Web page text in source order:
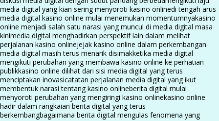
media digital yang kian sering menyoroti kasino onlinedi tengah arus
media digital kasino online mulai menemukan momentumnyakasino
online menjadi salah satu narasi yang muncul di media digital masa
kinimedia digital menghadirkan perspektif lain dalam melihat
perjalanan kasino onlinejejak kasino online dalam perkembangan
media digital masih terus menarik disimakketika media digital
mengikuti perubahan yang membawa kasino online ke perhatian
publikkasino online dilihat dari sisi media digital yang terus
menciptakan inovasicatatan perjalanan media digital yang ikut
membentuk narasi tentang kasino onlineberita digital mulai
menyoroti perubahan yang mengiringi kasino onlinekasino online
hadir dalam rangkaian berita digital yang terus
berkembangbagaimana berita digital mengulas fenomena yang